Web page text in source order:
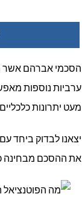
הסכמי אברהם אשר
ערביות נוספות
מעט יתרונות
יצאנו לבדוק ביחד
את ההסכם מבחינה